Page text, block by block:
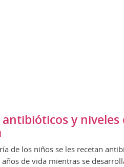
antibióticos y niveles
de los niños se les recetan
de vida mientras se